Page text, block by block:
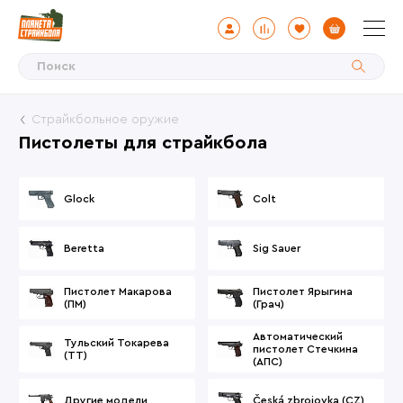
Цена
Наличие
Интернет-магазин
Производитель
Пистолеты для страйкбола
Страйкбольное оружие
Glock Colt
Beretta Sig Sauer
Пистолет Макарова
(ПМ)
Пистолет Ярыгина
(Грач)
Тульский Токарева
(ТТ)
Автоматический
пистолет Стечкина
(АПС)
Другие модели Česká zbrojovka (CZ)